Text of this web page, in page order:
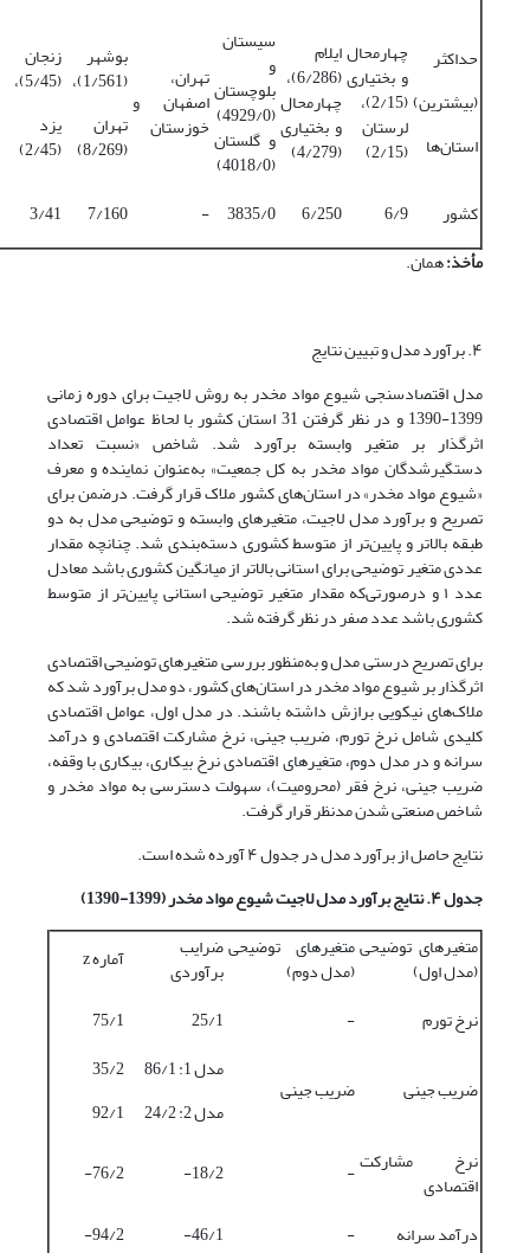
حداکثر
(بیشترین)
استان‌ها
چهارمحال
و بختیاری
(2/15)،
لرستان
(2/15)
ایلام
(6/286)،
چهارمحال
و بختیاری
(4/279)
سیستان
و
بلوچستان
(4929/0)
و گلستان
(4018/0)
تهران،
اصفهان و
خوزستان
بوشهر
(1/561)،
تهران
(8/269)
زنجان
(5/45)،
یزد
(2/45)
کشور
6/9
6/250
3835/0
-
7/160
3/41
مأخذ:همان.
۴. برآورد مدل و تبیین نتایج
مدل اقتصادسنجی شیوع مواد مخدر به روش لاجیت برای دوره زمانی
1399-1390 و در نظر گرفتن 31 استان کشور با لحاظ عوامل اقتصادی
اثرگذار بر متغیر وابسته برآورد شد. شاخص «نسبت تعداد
دستگیرشدگان مواد مخدر به‌ کل جمعیت» به‌عنوان نماینده و معرف
«شیوع مواد مخدر» در استان‌های کشور ملاک قرار گرفت. درضمن برای
تصریح و برآورد مدل لاجیت، متغیرهای وابسته و توضیحی مدل به دو
طبقه بالاتر و پایین‌تر از متوسط کشوری دسته‌بندی شد. چنانچه مقدار
عددی متغیر توضیحی برای استانی بالاتر از میانگین کشوری باشد معادل
عدد ۱ و درصورتی‌که مقدار متغیر توضیحی استانی پایین‌تر از متوسط
کشوری باشد عدد صفر در نظر گرفته شد.
برای تصریح درستی مدل و به‌منظور بررسی متغیرهای توضیحی اقتصادی
اثرگذار بر شیوع مواد مخدر در استان‌های کشور، دو مدل برآورد شد که
ملاک‌های نیکویی برازش داشته باشند. در مدل اول، عوامل اقتصادی
کلیدی شامل نرخ تورم، ضریب جینی، نرخ مشارکت اقتصادی و درآمد
سرانه و در مدل دوم، متغیرهای اقتصادی نرخ بیکاری، بیکاری با وقفه،
ضریب جینی، نرخ فقر (محرومیت)، سهولت دسترسی به مواد مخدر و
شاخص صنعتی‌ شدن مدنظر قرار گرفت.
نتایج حاصل از برآورد مدل در جدول ۴ آورده شده است.
جدول ۴. نتایج برآورد مدل لاجیت شیوع مواد مخدر (1399-1390)
متغیرهای توضیحی
(مدل اول)
متغیرهای توضیحی
(مدل دوم)
ضرایب
برآوردی
آماره z
نرخ تورم
-
25/1
75/1
ضریب جینی ضریب جینی
مدل 1: 86/1
مدل 2: 24/2
35/2
92/1
نرخ مشارکت
اقتصادی -
18/2-
76/2-
درآمد سرانه
-
46/1-
94/2-